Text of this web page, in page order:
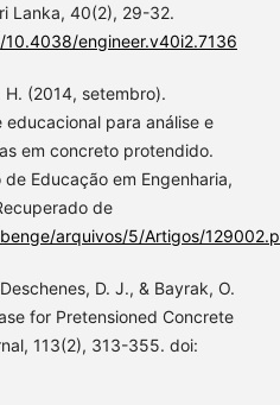
Lanka, 40(2), 29-32.
engineer.v40i2.7136
H. (2014, setembro).
para análise e
em concreto protendido.
Educação em Engenharia,
de
arquivos/5/Artigos/
D. J., & Bayrak, O.
for Pretensioned Concrete
113(2), 313-355. doi: